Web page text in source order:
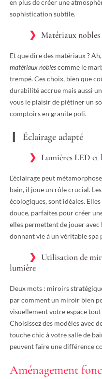
en plus de créer une
sophistication subtile.
Matériaux
Et que dire des matériaux ?
matériaux noblescomme le
trempé. Ces choix, bien que
durabilité accrue mais aussi
vous le plaisir de piétiner un
comptoirs en granite poli.
Éclairage adapté
Lumières LED et
L’éclairage peut
bain, il joue un rôle crucial.
écologiques, sont idéales.
douce, parfaites pour créer
elles permettent de jouer
donnant vie à un véritable spa
Utilisation de
lumière
Deux mots : miroirs
par comment un miroir bien
visuellement votre espace
Choisissez des modèles avec
touche chic à votre salle de
peuvent faire une différence
Aménagement